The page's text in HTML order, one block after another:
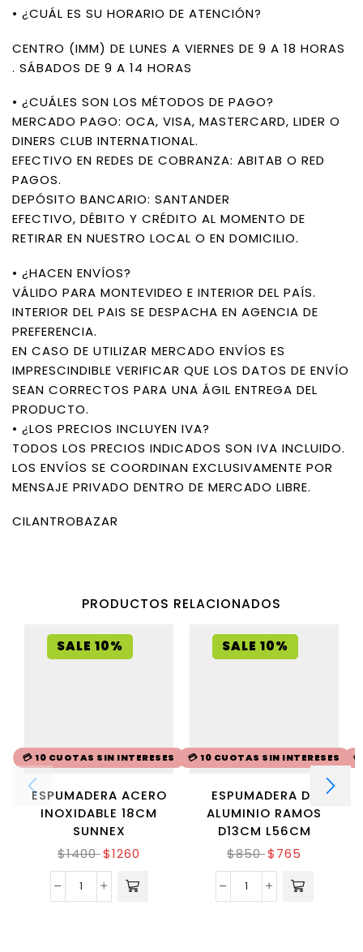
• ¿CUÁL ES SU HORARIO DE ATENCIÓN?
CENTRO (IMM) DE LUNES A VIERNES DE 9 A 18 HORAS
. SÁBADOS DE 9 A 14 HORAS
• ¿CUÁLES SON LOS MÉTODOS DE PAGO?
MERCADO PAGO: OCA, VISA, MASTERCARD, LIDER O
DINERS CLUB INTERNATIONAL.
EFECTIVO EN REDES DE COBRANZA: ABITAB O RED
PAGOS.
DEPÓSITO BANCARIO: SANTANDER
EFECTIVO, DÉBITO Y CRÉDITO AL MOMENTO DE
RETIRAR EN NUESTRO LOCAL O EN DOMICILIO.
• ¿HACEN ENVÍOS?
VÁLIDO PARA MONTEVIDEO E INTERIOR DEL PAÍS.
INTERIOR DEL PAIS SE DESPACHA EN AGENCIA DE
PREFERENCIA.
EN CASO DE UTILIZAR MERCADO ENVÍOS ES
IMPRESCINDIBLE VERIFICAR QUE LOS DATOS DE ENVÍO
SEAN CORRECTOS PARA UNA ÁGIL ENTREGA DEL
PRODUCTO.
• ¿LOS PRECIOS INCLUYEN IVA?
TODOS LOS PRECIOS INDICADOS SON IVA INCLUIDO.
LOS ENVÍOS SE COORDINAN EXCLUSIVAMENTE POR
MENSAJE PRIVADO DENTRO DE MERCADO LIBRE.
CILANTROBAZAR
PRODUCTOS RELACIONADOS
SALE 10%
💳 10 CUOTAS SIN INTERESES
ESPUMADERA ACERO
INOXIDABLE 18CM
SUNNEX
$1400 $1260
SALE 10%
💳 10 CUOTAS SIN INTERESES
ESPUMADERA DE
ALUMINIO RAMOS
D13CM L56CM
$850 $765